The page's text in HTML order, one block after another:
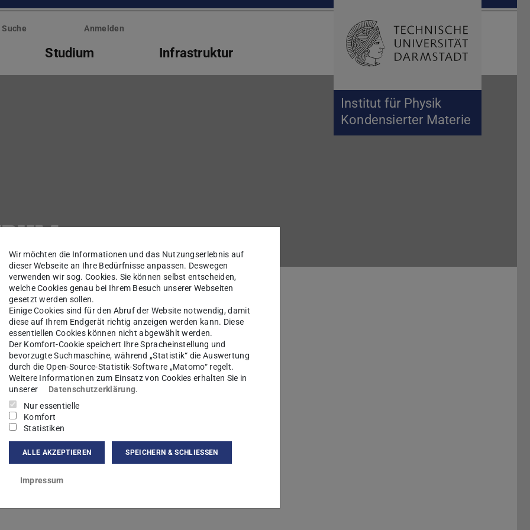
Institut für Physik
Kondensierter Materie
Suche Anmelden
Studium Infrastruktur Suche öffnen
Forschung Mitarbeiter*innen
GappaM.Sc.
...
Wir möchten die Informationen und das Nutzungserlebnis auf
dieser Webseite an Ihre Bedürfnisse anpassen. Deswegen
verwenden wir sog. Cookies. Sie können selbst entscheiden,
welche Cookies genau bei Ihrem Besuch unserer Webseiten
gesetzt werden sollen.
Einige Cookies sind für den Abruf der Website notwendig, damit
diese auf Ihrem Endgerät richtig anzeigen werden kann. Diese
essentiellen Cookies können nicht abgewählt werden.
Der Komfort-Cookie speichert Ihre Spracheinstellung und
bevorzugte Suchmaschine, während „Statistik“ die Auswertung
durch die Open-Source-Statistik-Software „Matomo“ regelt.
Weitere Informationen zum Einsatz von Cookies erhalten Sie in
unserer
Datenschutzerklärung.
Nur essentielle
Komfort
Statistiken
ALLE AKZEPTIEREN SPEICHERN & SCHLIESSEN
Impressum